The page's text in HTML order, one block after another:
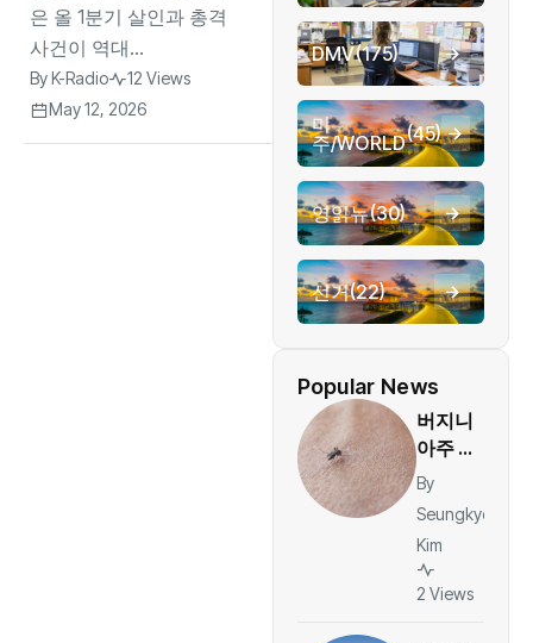
은 올 1분기 살인과 총격
사건이 역대...
ByK-Radio
12 Views
May 12, 2026
DMV(175)
미
주/WORLD(45)
영읽뉴(30)
선거(22)
Popular News
버지니
아주 첫
지역 감
염 뎅기
열 발
생…북버
지니아
By
Seungkyo
Kim
2 Views